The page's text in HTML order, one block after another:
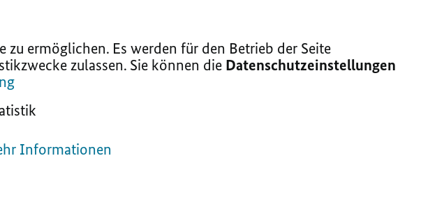
ermöglichen. Es werden für den Betrieb der Seite
zulassen. Sie können die Datenschutzeinstellungen
Informationen